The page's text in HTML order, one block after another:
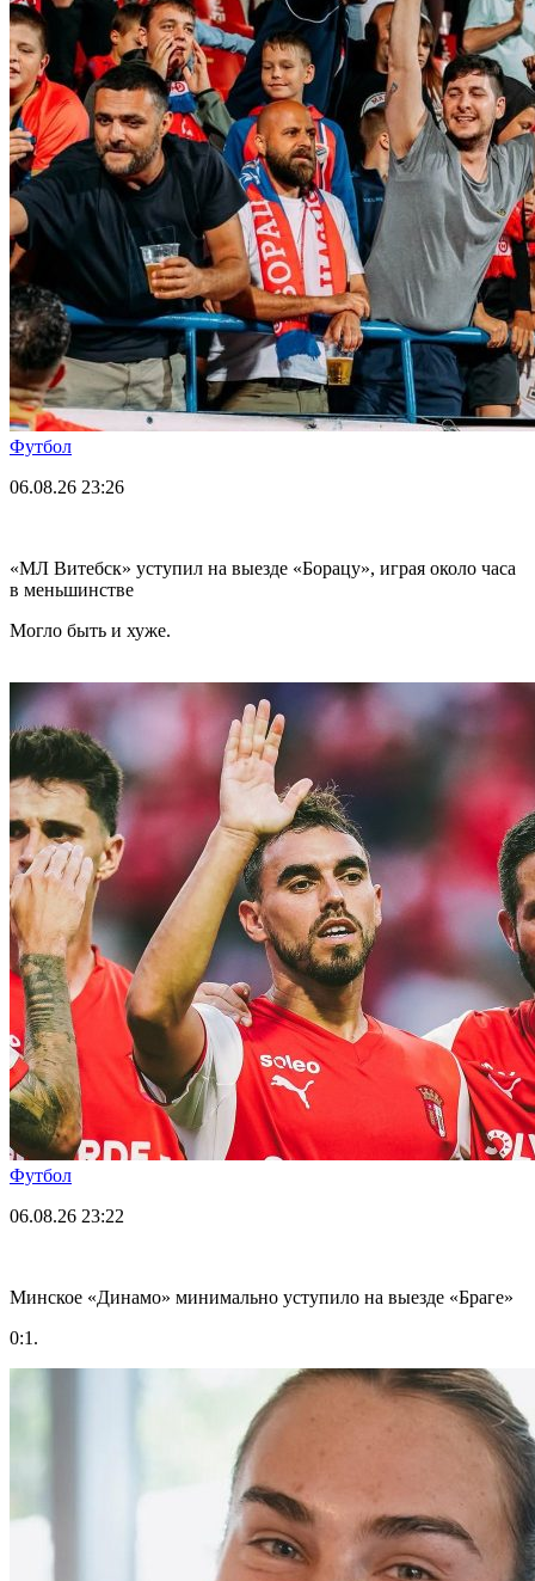
Футбол
06.08.26 23:26
«МЛ Витебск» уступил на выезде «Борацу», играя около часа
в меньшинстве
Могло быть и хуже.
Футбол
06.08.26 23:22
Минское «Динамо» минимально уступило на выезде «Браге»
0:1.